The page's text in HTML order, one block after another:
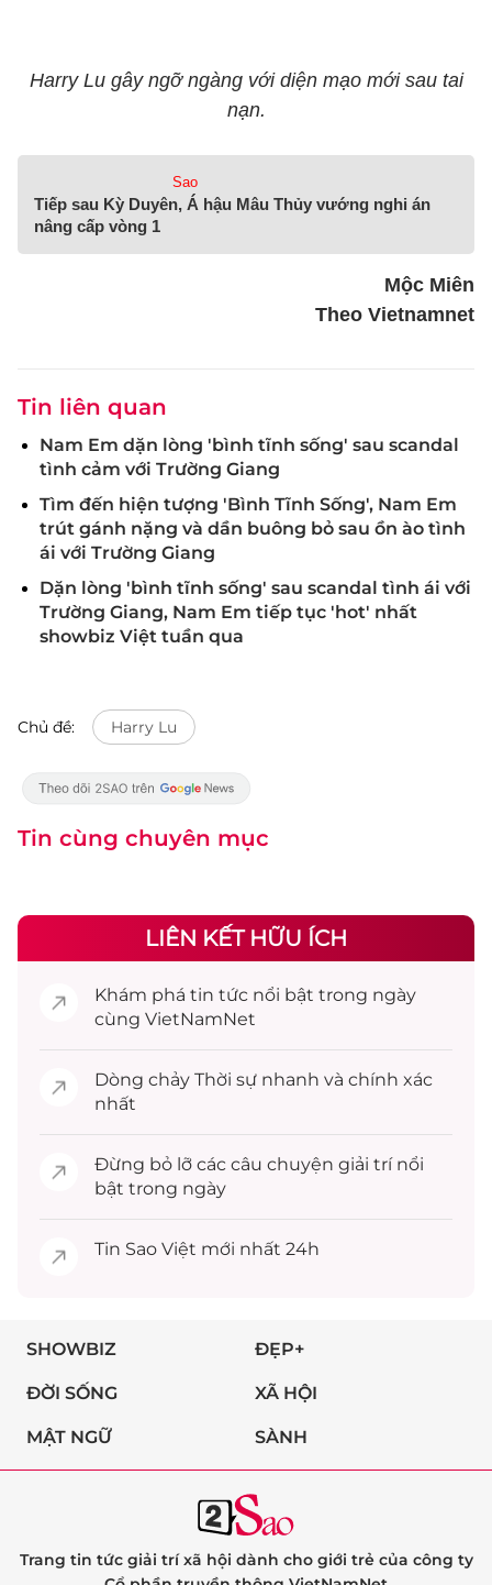
Harry Lu gây ngỡ ngàng với diện mạo mới sau tai
nạn.
Sao
Tiếp sau Kỳ Duyên, Á hậu Mâu Thủy vướng nghi án
nâng cấp vòng 1
Mộc Miên
Theo Vietnamnet
Tin liên quan
Nam Em dặn lòng 'bình tĩnh sống' sau scandal
tình cảm với Trường Giang
Tìm đến hiện tượng 'Bình Tĩnh Sống', Nam Em
trút gánh nặng và dần buông bỏ sau ồn ào tình
ái với Trường Giang
Dặn lòng 'bình tĩnh sống' sau scandal tình ái với
Trường Giang, Nam Em tiếp tục 'hot' nhất
showbiz Việt tuần qua
Chủ đề: Harry Lu
Tin cùng chuyên mục
LIÊN KẾT HỮU ÍCH
Khám phá tin tức nổi bật trong ngày
cùng VietNamNet
Dòng chảy Thời sự nhanh và chính xác
nhất
Đừng bỏ lỡ các câu chuyện giải trínổi
bật trong ngày
Tin Sao Việt mới nhất 24h
SHOWBIZ ĐẸP+
ĐỜI SỐNG XÃ HỘI
MẬT NGỮ SÀNH
Trang tin tức giải trí xã hội dành cho giới trẻ của công ty